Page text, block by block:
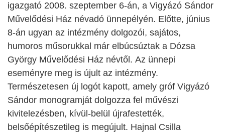
igazgató 2008. szeptember 6-án, a Vigyázó Sándor
Művelődési Ház névadó ünnepélyén. Előtte, június
8-án ugyan az intézmény dolgozói, sajátos,
humoros műsorukkal már elbúcsúztak a Dózsa
György Művelődési Ház névtől. Az ünnepi
eseményre meg is újult az intézmény.
Természetesen új logót kapott, amely gróf Vigyázó
Sándor monogramját dolgozza fel művészi
kivitelezésben, kívül-belül újrafestették,
belsőépítészetileg is megújult. Hajnal Csilla